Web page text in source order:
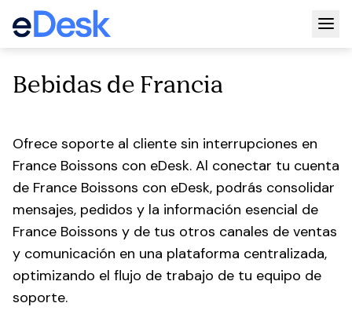
Bebidas de Francia
Ofrece soporte al cliente sin interrupciones en
France Boissons con eDesk. Al conectar tu cuenta
de France Boissons con eDesk, podrás consolidar
mensajes, pedidos y la información esencial de
France Boissons y de tus otros canales de ventas
y comunicación en una plataforma centralizada,
optimizando el flujo de trabajo de tu equipo de
soporte.